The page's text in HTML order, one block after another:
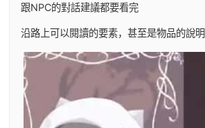
跟NPC的對話建議都要看完
沿路上可以閱讀的要素，甚至是物品的說明